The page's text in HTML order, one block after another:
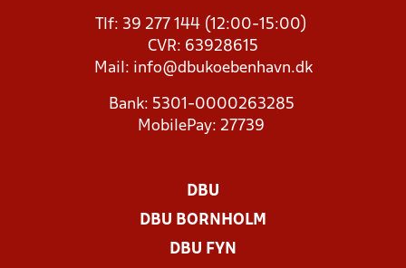
Tlf: 39 277 144 (12:00-15:00)
CVR: 63928615
Mail: info@dbukoebenhavn.dk
Bank: 5301-0000263285
MobilePay: 27739
DBU
DBU BORNHOLM
DBU FYN